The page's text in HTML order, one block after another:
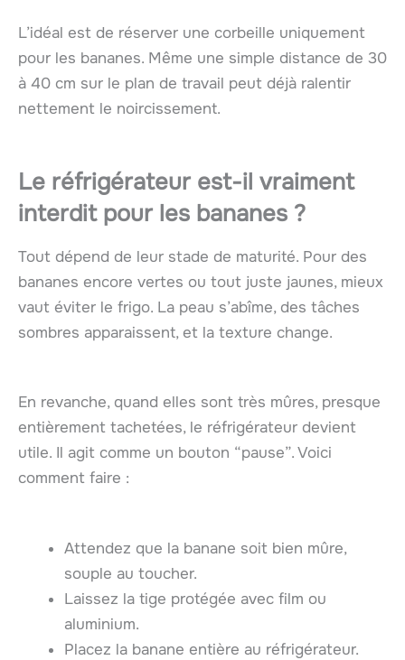
L’idéal est de réserver une corbeille uniquement
pour les bananes. Même une simple distance de 30
à 40 cm sur le plan de travail peut déjà ralentir
nettement le noircissement.
Le réfrigérateur est-il vraiment
interdit pour les bananes ?
Tout dépend de leur stade de maturité. Pour des
bananes encore vertes ou tout juste jaunes, mieux
vaut éviter le frigo. La peau s’abîme, des tâches
sombres apparaissent, et la texture change.
En revanche, quand elles sont très mûres, presque
entièrement tachetées, le réfrigérateur devient
utile. Il agit comme un bouton “pause”. Voici
comment faire :
Attendez que la banane soit bien mûre,
souple au toucher.
Laissez la tige protégée avec film ou
aluminium.
Placez la banane entière au réfrigérateur.